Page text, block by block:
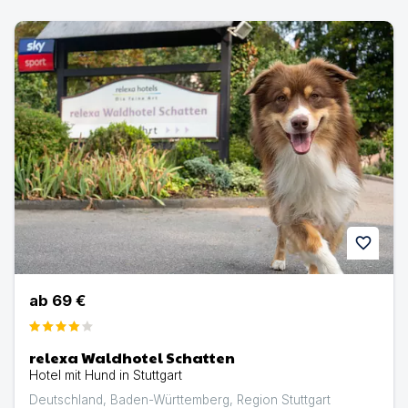
favorite
relexa Waldhotel Schatten | Hotel mit Hund in Stuttgart
ab 69 €
relexa Waldhotel Schatten
Hotel mit Hund in Stuttgart
Deutschland, Baden-Württemberg, Region Stuttgart